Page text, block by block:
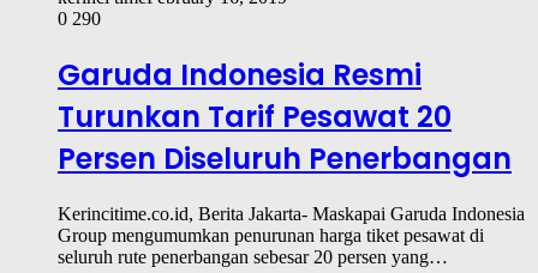
0 290
Garuda Indonesia Resmi
Turunkan Tarif Pesawat 20
Persen Diseluruh Penerbangan
Kerincitime.co.id, Berita Jakarta- Maskapai Garuda Indonesia
Group mengumumkan penurunan harga tiket pesawat di
seluruh rute penerbangan sebesar 20 persen yang…